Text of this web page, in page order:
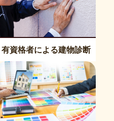
有資格者による建物診断